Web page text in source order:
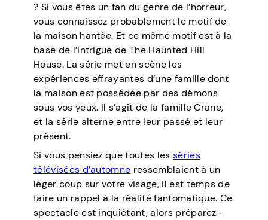
? Si vous êtes un fan du genre de l’horreur,
vous connaissez probablement le motif de
la maison hantée. Et ce même motif est à la
base de l’intrigue de The Haunted Hill
House. La série met en scène les
expériences effrayantes d’une famille dont
la maison est possédée par des démons
sous vos yeux. Il s’agit de la famille Crane,
et la série alterne entre leur passé et leur
présent.
Si vous pensiez que toutes les séries
télévisées d’automne ressemblaient à un
léger coup sur votre visage, il est temps de
faire un rappel à la réalité fantomatique. Ce
spectacle est inquiétant, alors préparez-